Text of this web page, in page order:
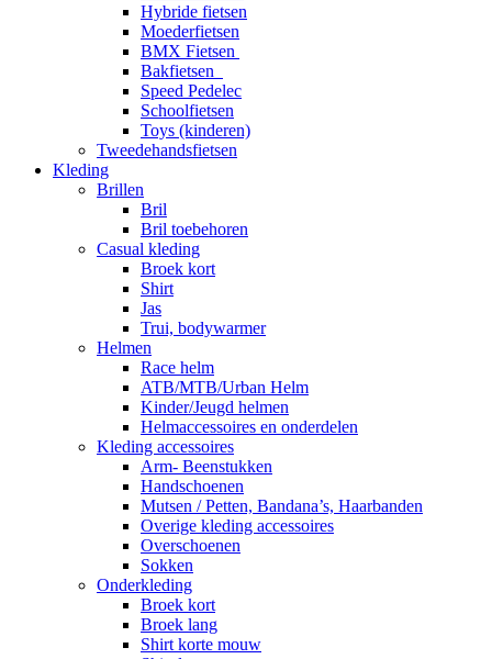
Hybride fietsen
Moederfietsen
BMX Fietsen
Bakfietsen
Speed Pedelec
Schoolfietsen
Toys (kinderen)
Tweedehandsfietsen
Kleding
Brillen
Bril
Bril toebehoren
Casual kleding
Broek kort
Shirt
Jas
Trui, bodywarmer
Helmen
Race helm
ATB/MTB/Urban Helm
Kinder/Jeugd helmen
Helmaccessoires en onderdelen
Kleding accessoires
Arm- Beenstukken
Handschoenen
Mutsen / Petten, Bandana’s, Haarbanden
Overige kleding accessoires
Overschoenen
Sokken
Onderkleding
Broek kort
Broek lang
Shirt korte mouw